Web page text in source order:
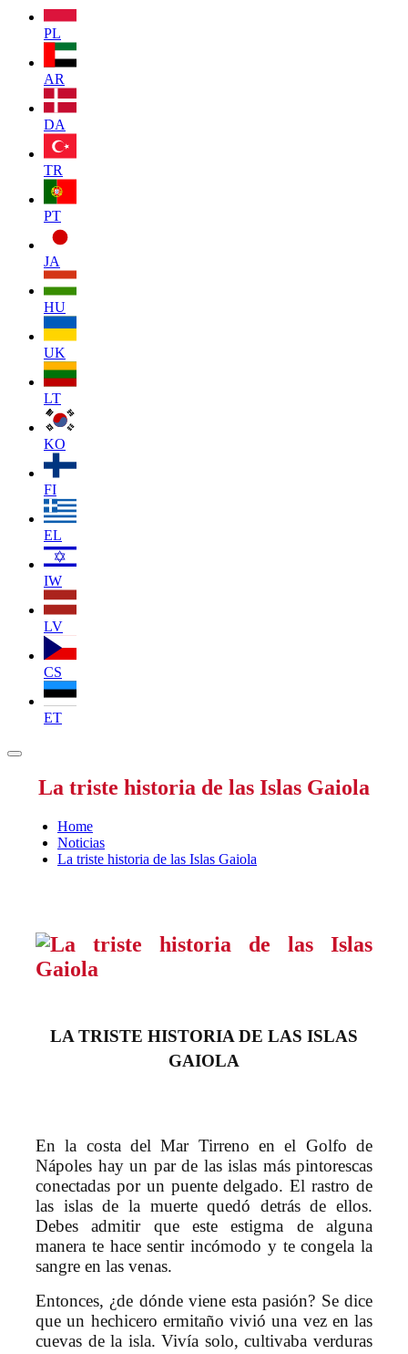
PL
AR
DA
TR
PT
JA
HU
UK
LT
KO
FI
EL
IW
LV
CS
ET
La triste historia de las Islas Gaiola
Home
Noticias
La triste historia de las Islas Gaiola
LA TRISTE HISTORIA DE LAS ISLAS
GAIOLA
En la costa del Mar Tirreno en el Golfo de
Nápoles hay un par de las islas más pintorescas
conectadas por un puente delgado. El rastro de
las islas de la muerte quedó detrás de ellos.
Debes admitir que este estigma de alguna
manera te hace sentir incómodo y te congela la
sangre en las venas.
Entonces, ¿de dónde viene esta pasión? Se dice
que un hechicero ermitaño vivió una vez en las
cuevas de la isla. Vivía solo, cultivaba verduras